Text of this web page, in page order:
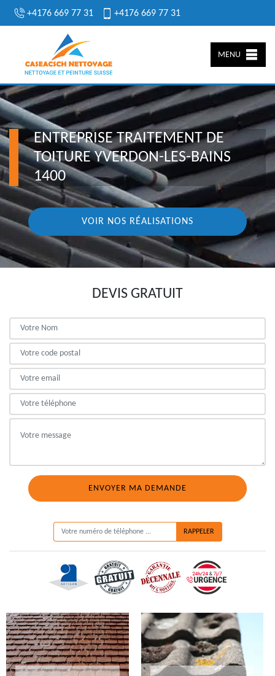
+4176 669 77 31 +4176 669 77 31
MENU
ENTREPRISE TRAITEMENT DE
TOITURE YVERDON-LES-BAINS
1400
VOIR NOS RÉALISATIONS
DEVIS GRATUIT